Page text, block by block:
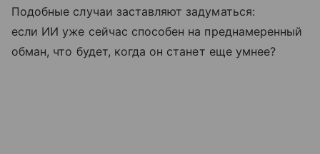
Подобные случаи заставляют задуматься:
если ИИ уже сейчас способен на преднамеренный
обман, что будет, когда он станет еще умнее?